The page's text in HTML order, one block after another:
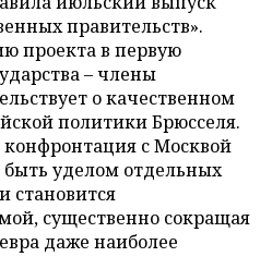
правительств».
проекта в первую
– члены
о качественном
политики Брюсселя.
с Москвой
быть уделом отдельных
становится
существенно сокращая
даже наиболее